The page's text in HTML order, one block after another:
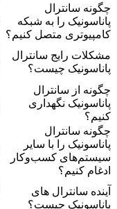
چگونه سانترال
پاناسونیک را به شبکه
کامپیوتری متصل کنیم؟
مشکلات رایج سانترال
پاناسونیک چیست؟
چگونه از سانترال
پاناسونیک نگهداری
کنیم؟
چگونه سانترال
پاناسونیک را با سایر
سیستم‌های کسب‌وکار
ادغام کنیم؟
آینده سانترال های
پاناسونیک چیست؟